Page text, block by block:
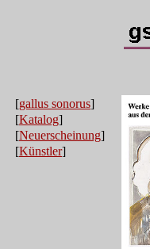
[gallus sonorus]
[Katalog]
[Neuerscheinung]
[Künstler]